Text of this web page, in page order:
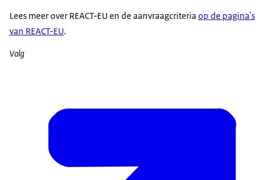
Lees meer over REACT-EU en de aanvraagcriteria op de pagina's
van REACT-EU.
Volg